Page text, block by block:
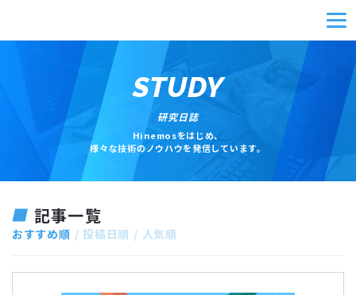
STUDY
研究日誌
Hinemosをはじめ、
様々な技術のノウハウを発信しています。
記事一覧
おすすめ順 投稿日順 人気順